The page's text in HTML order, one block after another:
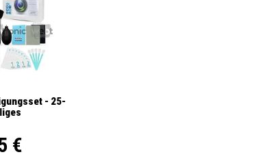
- 25-
€